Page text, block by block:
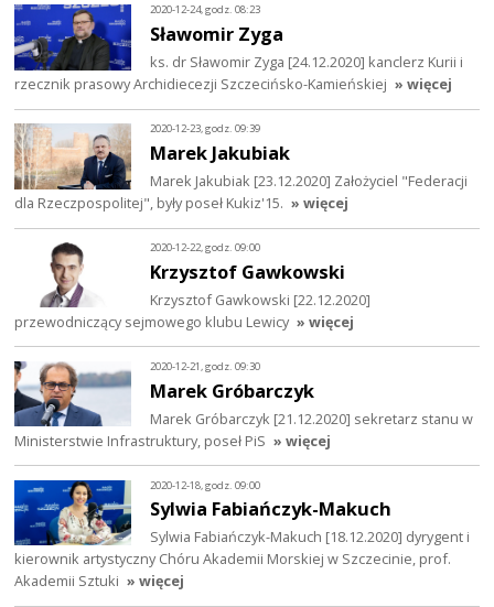
2020-12-24, godz. 08:23
Sławomir Zyga
ks. dr Sławomir Zyga [24.12.2020] kanclerz Kurii i
rzecznik prasowy Archidiecezji Szczecińsko-Kamieńskiej » więcej
2020-12-23, godz. 09:39
Marek Jakubiak
Marek Jakubiak [23.12.2020] Założyciel "Federacji
dla Rzeczpospolitej", były poseł Kukiz'15. » więcej
2020-12-22, godz. 09:00
Krzysztof Gawkowski
Krzysztof Gawkowski [22.12.2020]
przewodniczący sejmowego klubu Lewicy » więcej
2020-12-21, godz. 09:30
Marek Gróbarczyk
Marek Gróbarczyk [21.12.2020] sekretarz stanu w
Ministerstwie Infrastruktury, poseł PiS » więcej
2020-12-18, godz. 09:00
Sylwia Fabiańczyk-Makuch
Sylwia Fabiańczyk-Makuch [18.12.2020] dyrygent i
kierownik artystyczny Chóru Akademii Morskiej w Szczecinie, prof.
Akademii Sztuki » więcej